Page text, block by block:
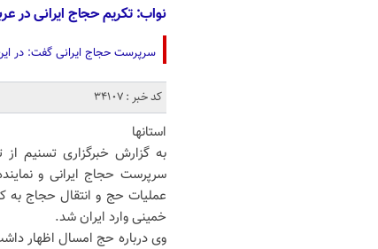
نواب: تکریم حجاج ‌ایرانی‌ در
سرپرست حجاج ایرانی گفت: در این
کد خبر : 34107
استانها
به گزارش خبرگزاری تسنیم از
سرپرست حجاج ایرانی و
عملیات حج و انتقال حجاج به
خمینی وارد ایران شد.